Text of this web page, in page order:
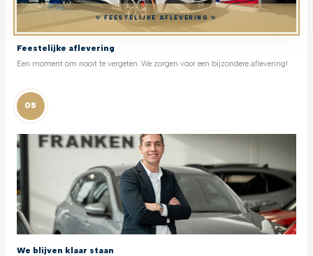
✨ FEESTELIJKE AFLEVERING ✨
Feestelijke aflevering
Een moment om nooit te vergeten. We zorgen voor een bijzondere aflevering!
05
We blijven klaar staan